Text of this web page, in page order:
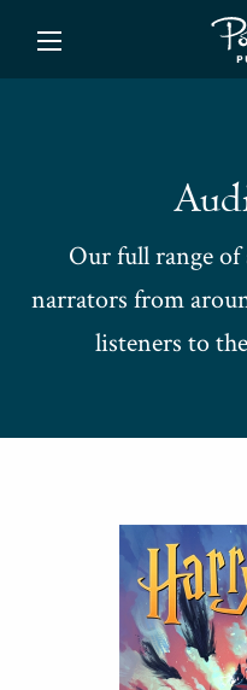
Our full range
narrators from
listeners to